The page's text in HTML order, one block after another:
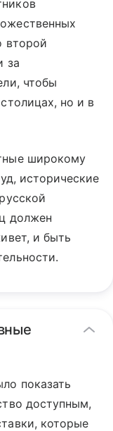
второй
за
чтобы
но и в
широкому
исторические
должен
и быть
показать
доступным,
которые